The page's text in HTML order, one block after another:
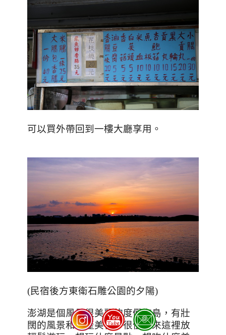
可以買外帶回到一樓大廳享用。
(民宿後方東衛石雕公園的夕陽)
澎湖是個風景很美麗的度假海島，有壯
闊的風景和海產美食，很值得來這裡放